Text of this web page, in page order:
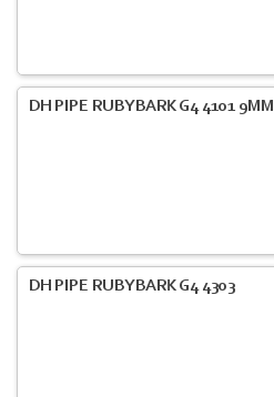
DH PIPE RUBYBARK G4 4101 9MM
DH PIPE RUBYBARK G4 4303